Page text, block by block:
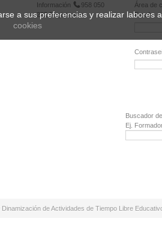
Información
958 050
222 Registrarse
Área de
Email:
Buscador
Ej.
Dinamización de Actividades de Tiempo Libre
a sus preferencias y realizar labores
cookies